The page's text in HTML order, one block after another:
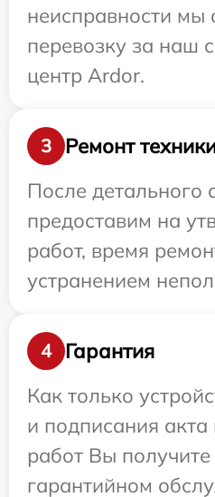
неисправности мы
перевозку за наш
центр Ardor.
3
Ремонт
После детального
предоставим на
работ, время
устранением
4
Гарантия
Как только
и подписания
работ Вы
гарантийном